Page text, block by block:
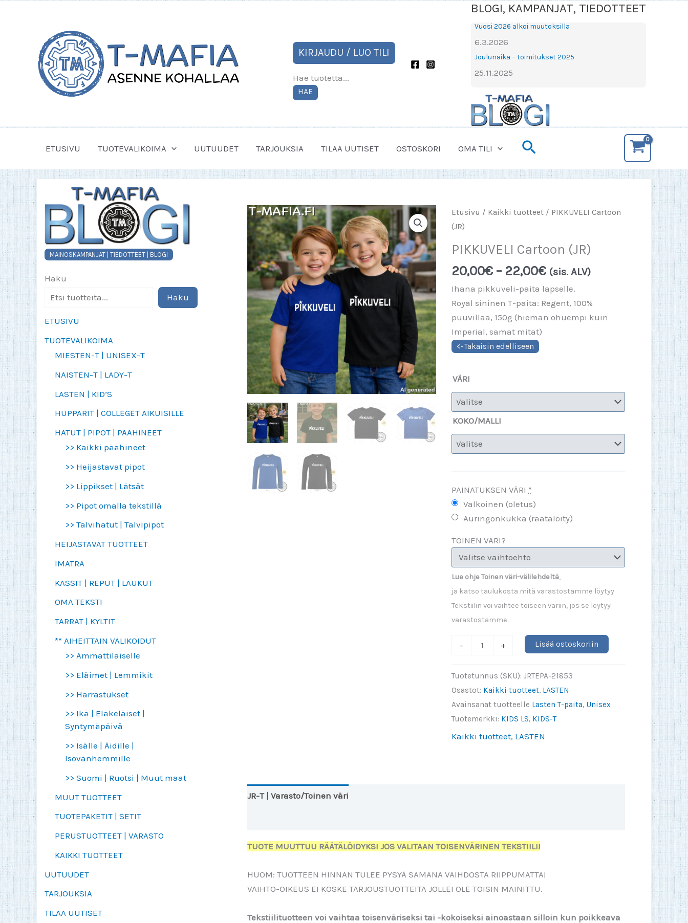
KIRJAUDU / LUO TILI
Hae tuotetta...
HAE
BLOGI, KAMPANJAT, TIEDOTTEET
Vuosi 2026 alkoi muutoksilla
6.3.2026
Joulunaika – toimitukset 2025
25.11.2025
ETUSIVU TUOTEVALIKOIMA UUTUUDET TARJOUKSIA TILAA UUTISET OSTOSKORI OMA TILI Hae
MAINOSKAMPANJAT | TIEDOTTEET | BLOGI
Haku
Haku
ETUSIVU
TUOTEVALIKOIMA
MIESTEN-T | UNISEX-T
NAISTEN-T | LADY-T
LASTEN | KID’S
HUPPARIT | COLLEGET AIKUISILLE
HATUT | PIPOT | PÄÄHINEET
>> Kaikki päähineet
>> Heijastavat pipot
>> Lippikset | Lätsät
>> Pipot omalla tekstillä
>> Talvihatut | Talvipipot
HEIJASTAVAT TUOTTEET
IMATRA
KASSIT | REPUT | LAUKUT
OMA TEKSTI
TARRAT | KYLTIT
** AIHEITTAIN VALIKOIDUT
>> Ammattilaiselle
>> Eläimet | Lemmikit
>> Harrastukset
>> Ikä | Eläkeläiset |
Syntymäpäivä
>> Isälle | Äidille |
Isovanhemmille
>> Suomi | Ruotsi | Muut maat
MUUT TUOTTEET
TUOTEPAKETIT | SETIT
PERUSTUOTTEET | VARASTO
KAIKKI TUOTTEET
UUTUUDET
TARJOUKSIA
TILAA UUTISET
Etusivu / Kaikki tuotteet/ PIKKUVELI Cartoon
(JR)
PIKKUVELI Cartoon (JR)
20,00€ – 22,00€Hintaluokka:
20,00€
-
22,00€
(sis. ALV)
Ihana pikkuveli-paita lapselle.
Royal sininen T-paita: Regent, 100%
puuvillaa, 150g (hieman ohuempi kuin
Imperial, samat mitat)
VÄRI
KOKO/MALLI
PAINATUKSEN VÄRI *
Valkoinen (oletus)
Auringonkukka (räätälöity)
TOINEN VÄRI?
Lue ohje Toinen väri-välilehdeltä,
ja katso taulukosta mitä varastostamme löytyy.
Tekstiilin voi vaihtee toiseen väriin, jos se löytyy
varastostamme.
-
PIKKUVELI
+ Lisää ostoskoriin
Tuotetunnus (SKU): JRTEPA-21853
Osastot: Kaikki tuotteet, LASTEN
Avainsanat tuotteelle Lasten T-paita, Unisex
Tuotemerkki: KIDS LS, KIDS-T
Kaikki tuotteet, LASTEN
JR-T | Varasto/Toinen väri
TUOTE MUUTTUU RÄÄTÄLÖIDYKSI JOS VALITAAN TOISENVÄRINEN TEKSTIILI!
HUOM: TUOTTEEN HINNAN TULEE PYSYÄ SAMANA VAIHDOSTA RIIPPUMATTA!
VAIHTO-OIKEUS EI KOSKE TARJOUSTUOTTEITA JOLLEI OLE TOISIN MAINITTU.
Tekstiilituotteen voi vaihtaa toisenväriseksi tai -kokoiseksi ainoastaan silloin kun poikkeava